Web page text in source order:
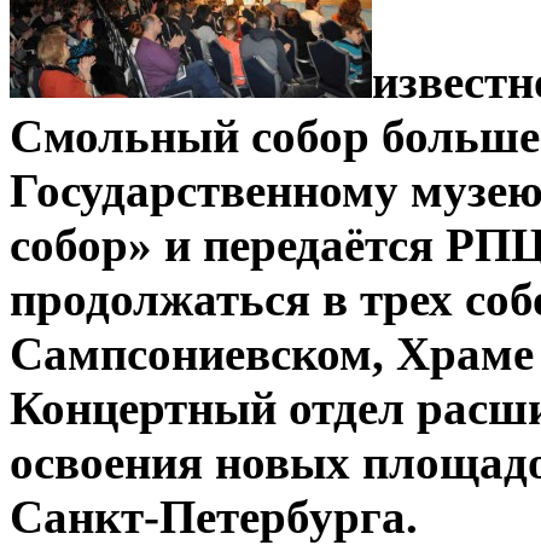
Смольный собор
Государственному
собор» и передаётся
продолжаться в трех
Сампсониевском,
Концертный отдел
освоения новых
Санкт-Петербурга.